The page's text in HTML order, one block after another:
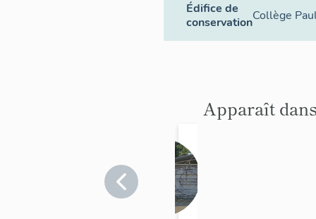
Édifice de
conservationCollège
Apparaît